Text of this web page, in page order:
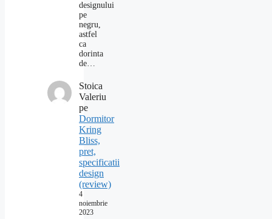
designului
pe
negru,
astfel
ca
dorinta
de…
Stoica
Valeriu
pe
Dormitor
Kring
Bliss,
pret,
specificatii
design
(review)
4
noiembrie
2023